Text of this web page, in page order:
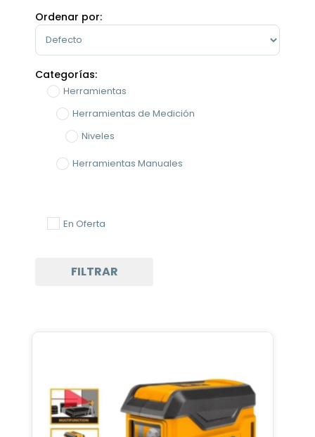
Ordenar por:
Sort Products
Categorías:
Herramientas
Herramientas de Medición
Niveles
Herramientas Manuales
En Oferta
FILTRAR